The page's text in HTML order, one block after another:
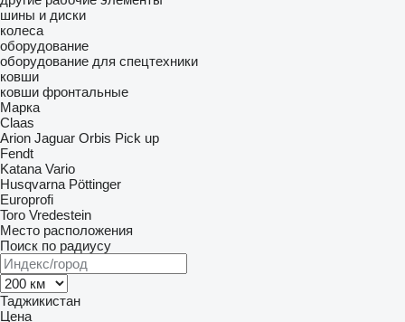
шины и диски
колеса
оборудование
оборудование для спецтехники
ковши
ковши фронтальные
Марка
Claas
Arion Jaguar Orbis Pick up
Fendt
Katana Vario
Husqvarna Pöttinger
Europrofi
Toro Vredestein
Место расположения
Поиск по радиусу
Таджикистан
Цена